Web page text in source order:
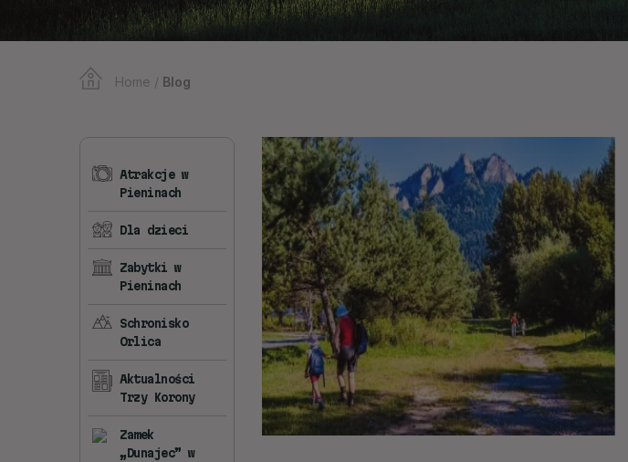
Home / Blog
Atrakcje w
Pieninach
Dla dzieci
Zabytki w
Pieninach
Schronisko
Orlica
Aktualności
Trzy Korony
Zamek
„Dunajec” w